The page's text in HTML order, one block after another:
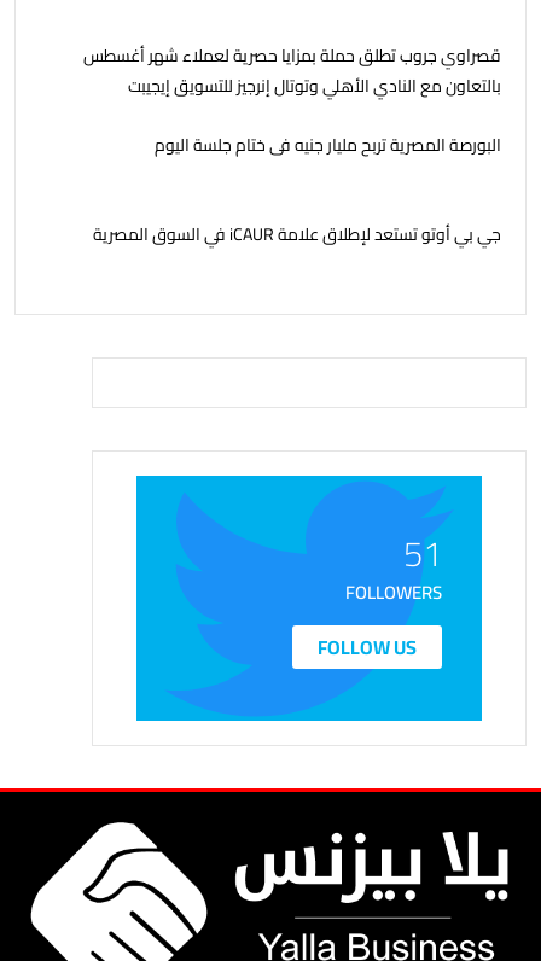
قصراوي جروب تطلق حملة بمزايا حصرية لعملاء شهر أغسطس
بالتعاون مع النادي الأهلي وتوتال إنرجيز للتسويق إيجيبت
البورصة المصرية تربح مليار جنيه فى ختام جلسة اليوم
جي بي أوتو تستعد لإطلاق علامة iCAUR في السوق المصرية
51
FOLLOWERS
FOLLOW US